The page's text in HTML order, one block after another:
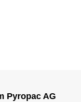
Pyropac AG